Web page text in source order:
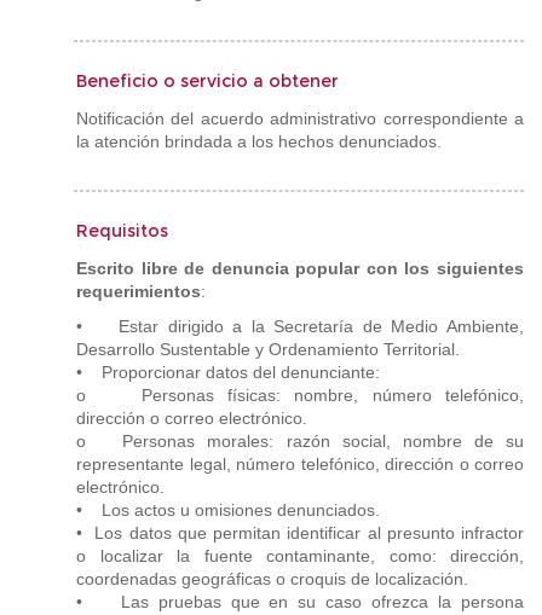
Beneficio o servicio a obtener
Notificación del acuerdo administrativo correspondiente a
la atención brindada a los hechos denunciados.
Requisitos
Escrito libre de denuncia popular con los siguientes
requerimientos:
• Estar dirigido a la Secretaría de Medio Ambiente,
Desarrollo Sustentable y Ordenamiento Territorial.
• Proporcionar datos del denunciante:
o Personas físicas: nombre, número telefónico,
dirección o correo electrónico.
o Personas morales: razón social, nombre de su
representante legal, número telefónico, dirección o correo
electrónico.
• Los actos u omisiones denunciados.
• Los datos que permitan identificar al presunto infractor
o localizar la fuente contaminante, como: dirección,
coordenadas geográficas o croquis de localización.
• Las pruebas que en su caso ofrezca la persona